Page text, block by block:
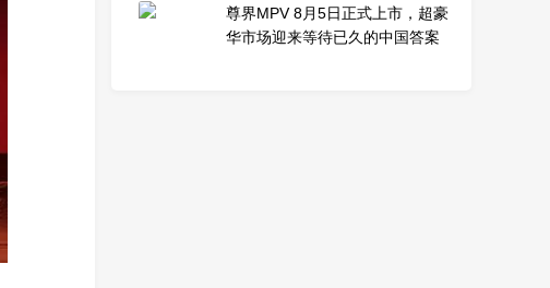
尊界MPV 8月5日正式上市，超豪
华市场迎来等待已久的中国答案